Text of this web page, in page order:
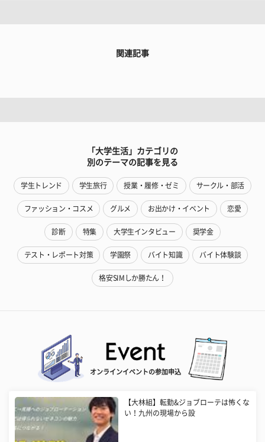
関連記事
「大学生活」カテゴリの
別のテーマの記事を見る
学生トレンド 学生旅行 授業・履修・ゼミ サークル・部活
ファッション・コスメ グルメ お出かけ・イベント 恋愛
診断 特集 大学生インタビュー 奨学金
テスト・レポート対策 学園祭 バイト知識 バイト体験談
格安SIMしか勝たん！
オンラインイベントの参加申込
【大林組】転勤&ジョブローテは怖くな
い！九州の現場から設